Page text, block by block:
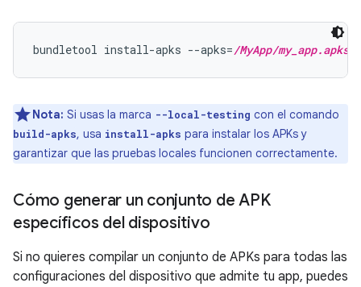
bundletool install-apks --apks=/MyApp/my_app.apks
Nota: Si usas la marca --local-testing con el comando
build-apks, usa install-apks para instalar los APKs y
garantizar que las pruebas locales funcionen correctamente.
Cómo generar un conjunto de APK
específicos del dispositivo
Si no quieres compilar un conjunto de APKs para todas las
configuraciones del dispositivo que admite tu app, puedes